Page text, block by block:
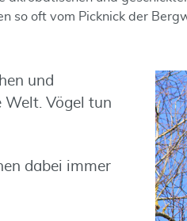
so oft vom Picknick der
und
Welt. Vögel tun
dabei immer